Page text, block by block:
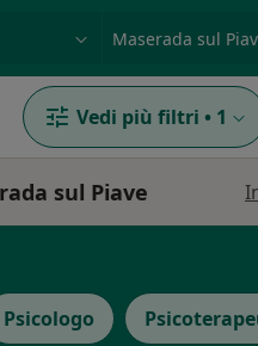
Vedi più filtri • 1
sul Piave
Psicologo